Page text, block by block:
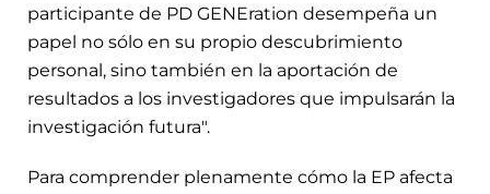
participante de PD GENEration desempeña un
papel no sólo en su propio descubrimiento
personal, sino también en la aportación de
resultados a los investigadores que impulsarán la
investigación futura".
Para comprender plenamente cómo la EP afecta